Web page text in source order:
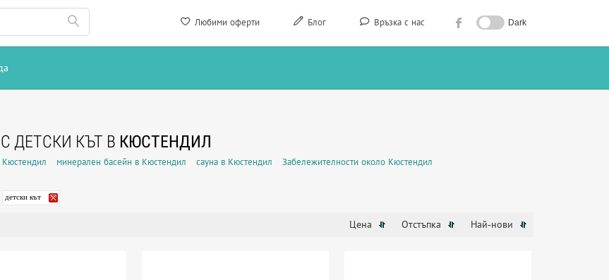
Любими оферти Блог Връзка с нас Dark
ДЕТСКИ КЪТ В КЮСТЕНДИЛ
минерален басейн в Кюстендил сауна в Кюстендил Забележителности около Кюстендил
детски кът
Цена Отстъпка Най-нови